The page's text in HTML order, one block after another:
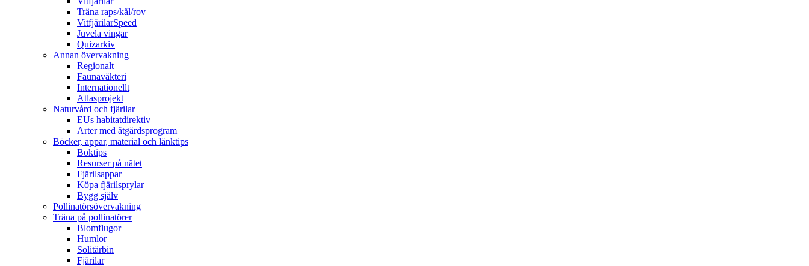
Träna raps/kål/rov
VitfjärilarSpeed
Juvela vingar
Quizarkiv
Annan övervakning
Regionalt
Faunaväkteri
Internationellt
Atlasprojekt
Naturvård och fjärilar
EUs habitatdirektiv
Arter med åtgärdsprogram
Böcker, appar, material och länktips
Boktips
Resurser på nätet
Fjärilsappar
Köpa fjärilsprylar
Bygg själv
Pollinatörsövervakning
Träna på pollinatörer
Blomflugor
Humlor
Solitärbin
Fjärilar